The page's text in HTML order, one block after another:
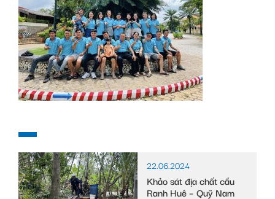
22.06.2024
Khảo sát địa chất cầu
Ranh Huê – Quỹ Nam